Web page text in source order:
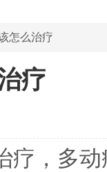
怎么治疗
疗
疗，多